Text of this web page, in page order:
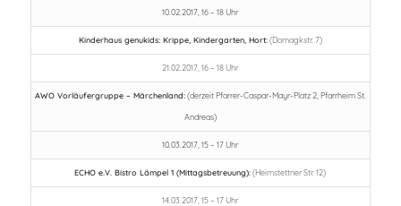
10.02.2017, 16 – 18 Uhr
Kinderhaus genukids: Krippe, Kindergarten, Hort:(Domagkstr. 7)
21.02.2017, 16 – 18 Uhr
AWO Vorläufergruppe – Märchenland:(derzeit Pfarrer-Caspar-Mayr-Platz 2, Pfarrheim St.
Andreas)
10.03.2017, 15 – 17 Uhr
ECHO e.V. Bistro Lämpel 1 (Mittagsbetreuung):(Heimstettner Str. 12)
14.03.2017, 15 – 17 Uhr